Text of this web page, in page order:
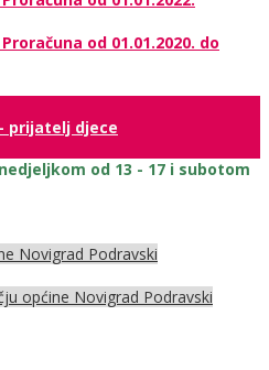
od 01.01.2020. do
prijatelj djece
od 13 - 17 i subotom
Novigrad Podravski
općine Novigrad Podravski